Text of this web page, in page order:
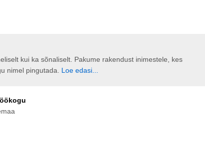
kui ka sõnaliselt. Pakume rakendust inimestele, kes
nimel pingutada. Loe edasi...